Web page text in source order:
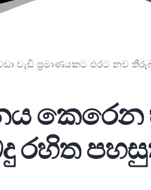
වැඩි ප්‍රමාණයකට එරට නව
කෙරෙන
රහිත